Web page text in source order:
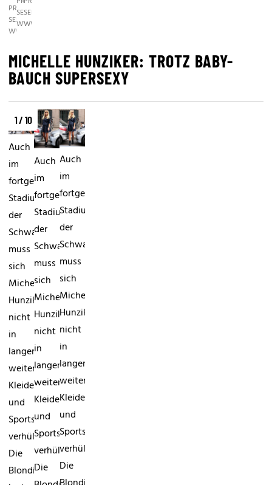
PRESS
SERVICE,
WWW.PHOTOPRESS.AT
SERVICE,
WWW.PHOTOPRESS.AT
SERVICE,
WWW.PHOTOPRESS.AT
MICHELLE HUNZIKER: TROTZ BABY-
BAUCH SUPERSEXY
1 / 10
Auch
im
fortgeschrittenen
Stadium
der
Schwangerschaft
muss
sich
Michelle
Hunziker
nicht
in
langen,
weiten
Kleidern
und
Sportschuhen
verhüllen.
Die
Blondine
Auch
im
fortgeschrittenen
Stadium
der
Schwangerschaft
muss
sich
Michelle
Hunziker
nicht
in
langen,
weiten
Kleidern
und
Sportschuhen
verhüllen.
Die
Auch
im
fortgeschrittenen
Stadium
der
Schwangerschaft
muss
sich
Michelle
Hunziker
nicht
in
langen,
weiten
Kleidern
und
Sportschuhen
verhüllen.
Die